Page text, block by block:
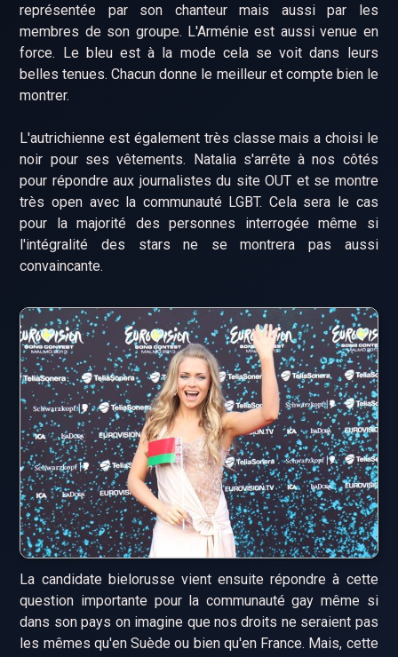
représentée par son chanteur mais aussi par les
membres de son groupe. L'Arménie est aussi venue en
force. Le bleu est à la mode cela se voit dans leurs
belles tenues. Chacun donne le meilleur et compte bien le
montrer.
L'autrichienne est également très classe mais a choisi le
noir pour ses vêtements. Natalia s'arrête à nos côtés
pour répondre aux journalistes du site OUT et se montre
très open avec la communauté LGBT. Cela sera le cas
pour la majorité des personnes interrogée même si
l'intégralité des stars ne se montrera pas aussi
convaincante.
La candidate bielorusse vient ensuite répondre à cette
question importante pour la communauté gay même si
dans son pays on imagine que nos droits ne seraient pas
les mêmes qu'en Suède ou bien qu'en France. Mais, cette